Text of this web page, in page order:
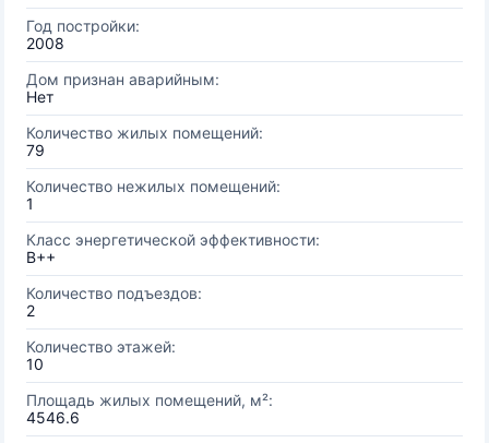
Год постройки:
2008
Дом признан аварийным:
Нет
Количество жилых помещений:
79
Количество нежилых помещений:
1
Класс энергетической эффективности:
B++
Количество подъездов:
2
Количество этажей:
10
Площадь жилых помещений, м²:
4546.6